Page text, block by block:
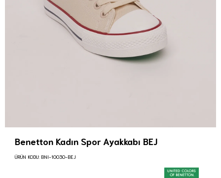
Benetton Kadın Spor Ayakkabı BEJ
ÜRÜN KODU: BNI-10030-BEJ